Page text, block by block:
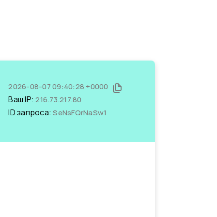
2026-08-07 09:40:28 +0000
Ваш IP:216.73.217.80
ID запроса:SeNsFQrNaSw1